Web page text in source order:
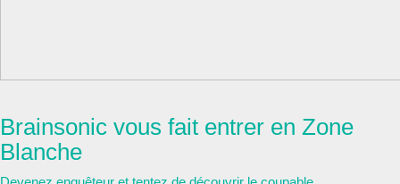
Brainsonic vous fait entrer en Zone
Blanche